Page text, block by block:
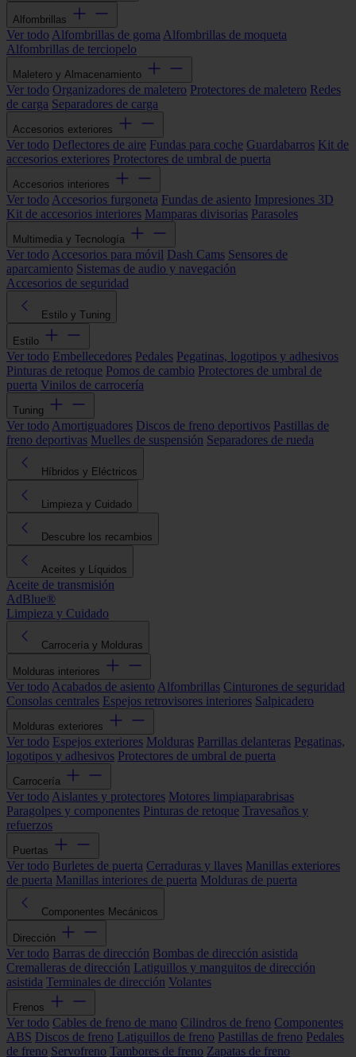
Alfombrillas
Ver todo Alfombrillas de goma Alfombrillas de moqueta
Alfombrillas de terciopelo
Maletero y Almacenamiento
Ver todo Organizadores de maletero Protectores de maletero Redes
de carga Separadores de carga
Accesorios exteriores
Ver todo Deflectores de aire Fundas para coche Guardabarros Kit de
accesorios exteriores Protectores de umbral de puerta
Accesorios interiores
Ver todo Accesorios furgoneta Fundas de asiento Impresiones 3D
Kit de accesorios interiores Mamparas divisorias Parasoles
Multimedia y Tecnología
Ver todo Accesorios para móvil Dash Cams Sensores de
aparcamiento Sistemas de audio y navegación
Accesorios de seguridad
Estilo y Tuning
Estilo
Ver todo Embellecedores Pedales Pegatinas, logotipos y adhesivos
Pinturas de retoque Pomos de cambio Protectores de umbral de
puerta Vinilos de carrocería
Tuning
Ver todo Amortiguadores Discos de freno deportivos Pastillas de
freno deportivas Muelles de suspensión Separadores de rueda
Híbridos y Eléctricos
Limpieza y Cuidado
Descubre los recambios
Aceites y Líquidos
Aceite de transmisión
AdBlue®
Limpieza y Cuidado
Carrocería y Molduras
Molduras interiores
Ver todo Acabados de asiento Alfombrillas Cinturones de seguridad
Consolas centrales Espejos retrovisores interiores Salpicadero
Molduras exteriores
Ver todo Espejos exteriores Molduras Parrillas delanteras Pegatinas,
logotipos y adhesivos Protectores de umbral de puerta
Carrocería
Ver todo Aislantes y protectores Motores limpiaparabrisas
Paragolpes y componentes Pinturas de retoque Travesaños y
refuerzos
Puertas
Ver todo Burletes de puerta Cerraduras y llaves Manillas exteriores
de puerta Manillas interiores de puerta Molduras de puerta
Componentes Mecánicos
Dirección
Ver todo Barras de dirección Bombas de dirección asistida
Cremalleras de dirección Latiguillos y manguitos de dirección
asistida Terminales de dirección Volantes
Frenos
Ver todo Cables de freno de mano Cilindros de freno Componentes
ABS Discos de freno Latiguillos de freno Pastillas de freno Pedales
de freno Servofreno Tambores de freno Zapatas de freno